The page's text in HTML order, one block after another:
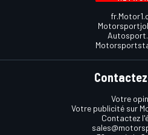
Votre
Votre publicité sur
Contactez